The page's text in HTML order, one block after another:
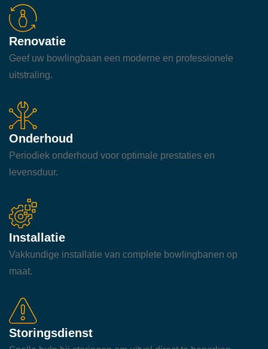
Renovatie
Geef uw bowlingbaan een moderne en professionele
uitstraling.
Onderhoud
Periodiek onderhoud voor optimale prestaties en
levensduur.
Installatie
Vakkundige installatie van complete bowlingbanen op
maat.
Storingsdienst